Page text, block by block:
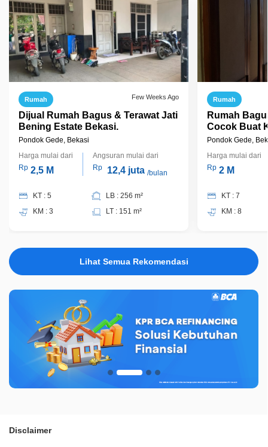
Rumah Few Weeks Ago
Dijual Rumah Bagus & Terawat Jati
Bening Estate Bekasi.
Pondok Gede, Bekasi
Harga mulai dari
Rp 2,5 M
Angsuran mulai dari
Rp
12,4 juta /bulan
KT : 5
KM : 3
LB : 256 m²
LT : 151 m²
Rumah
Rumah
Cocok Buat
Jatibening
Pondok Gede,
Harga mulai dari
Rp 2 M
KT : 7
KM : 8
Lihat Semua Rekomendasi
Disclaimer